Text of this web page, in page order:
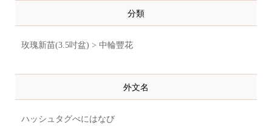
分類
玫瑰新苗(3.5吋盆) > 中輪豐花
外文名
ハッシュタグべにはなび